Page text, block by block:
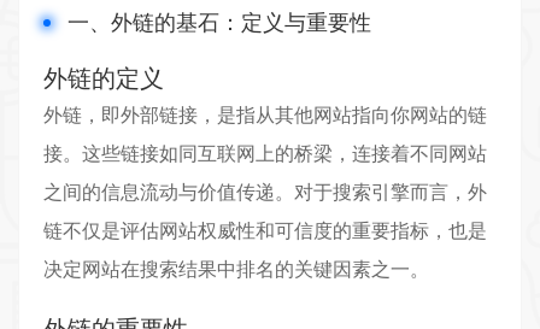
一、外链的基石：定义与重要性
外链的定义
外链，即外部链接，是指从其他网站指向你网站的链
接。这些链接如同互联网上的桥梁，连接着不同网站
之间的信息流动与价值传递。对于搜索引擎而言，外
链不仅是评估网站权威性和可信度的重要指标，也是
决定网站在搜索结果中排名的关键因素之一。